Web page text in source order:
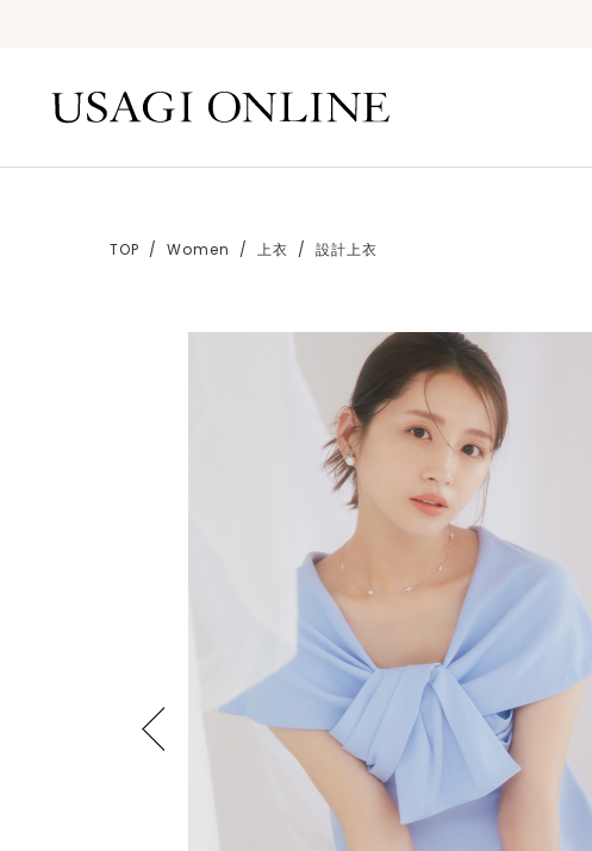
TOP Women 上衣 設計上衣